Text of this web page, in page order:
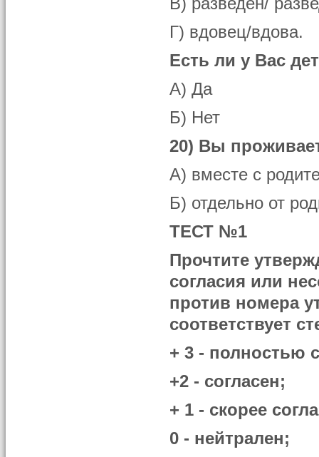
Г) вдовец/вдова.
Есть ли у Вас
А) Да
Б) Нет
20) Вы
А) вместе с
Б) отдельно от
ТЕСТ №1
Прочтите
согласия или
против номера
соответствует
+ 3 - полностью
+2 - согласен;
+ 1 - скорее
0 - нейтрален;